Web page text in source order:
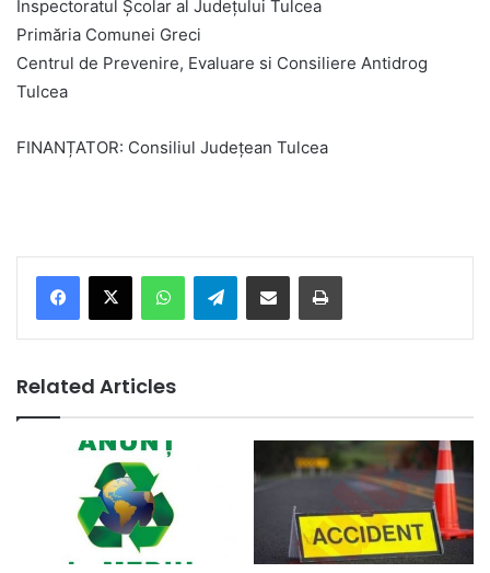
Inspectoratul Școlar al Județului Tulcea
Primăria Comunei Greci
Centrul de Prevenire, Evaluare si Consiliere Antidrog
Tulcea
FINANȚATOR: Consiliul Județean Tulcea
Telegram
Related Articles